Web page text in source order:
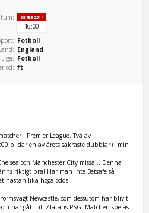
i Premier League. Två av
bildar en av årets säkraste dubblar (i min
och Manchester City missa... Denna
riktigt bra! Har man inte Betsafe så
nästan lika höga odds.
Newcastle, som dessutom har blivit
har gått till Zlatans PSG. Matchen spelas
08 FEB 2014
16:00
Fotboll
England
Liga: Fotboll
ft